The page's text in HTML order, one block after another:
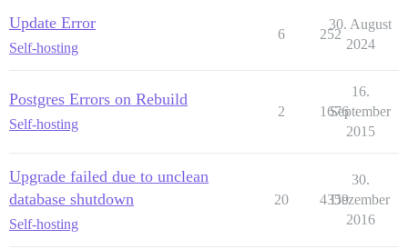
Update Error
Self-hosting
6 252
30. August
2024
Postgres Errors on Rebuild
Self-hosting
2 1676
16.
September
2015
Upgrade failed due to unclean
database shutdown
Self-hosting
20 4359
30.
Dezember
2016